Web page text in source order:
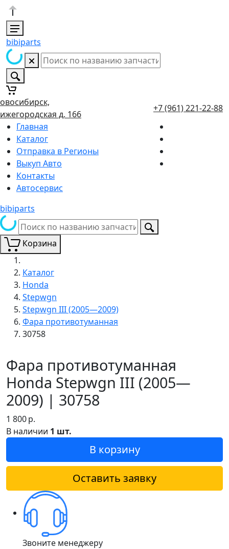
bibiparts
д. 166
+7 (961) 221-22-88
Главная
Каталог
Отправка в Регионы
Выкуп Авто
Контакты
Автосервис
bibiparts
Корзина
Каталог
Honda
Stepwgn
Stepwgn III (2005—2009)
Фара противотуманная
30758
Фара противотуманная
Honda Stepwgn III (2005—
2009) | 30758
1 800р.
В наличии 1 шт.
В корзину
Оставить заявку
Звоните менеджеру